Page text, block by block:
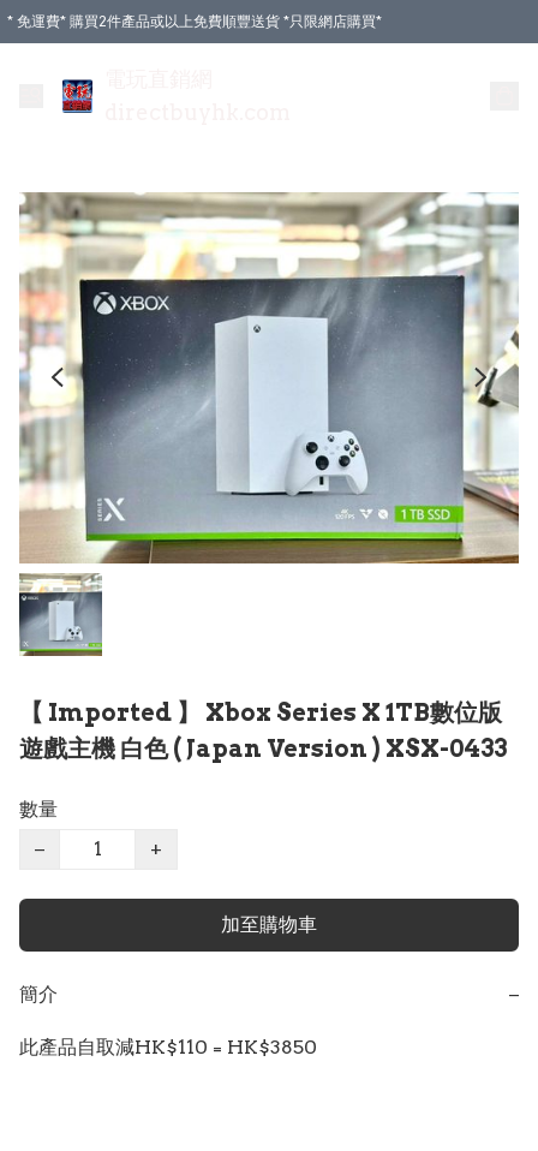
* 免運費* 購買2件產品或以上免費順豐送貨 *只限網店購買*
【 Imported 】 Xbox Series X 1TB數位版
遊戲主機 白色 ( Japan Version ) XSX-0433
數量
−
+
加至購物車
簡介 −
此產品自取減HK$110 = HK$3850